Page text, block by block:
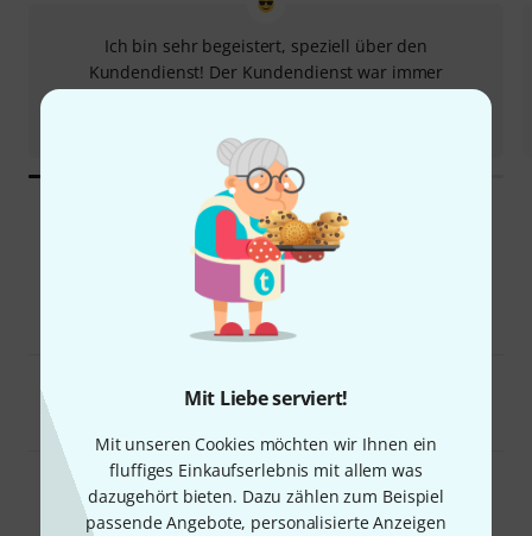
Mit Liebe serviert!
Mit unseren Cookies möchten wir Ihnen ein
fluffiges Einkaufserlebnis mit allem was
dazugehört bieten. Dazu zählen zum Beispiel
passende Angebote, personalisierte Anzeigen
Ich bin sehr begeistert, speziell über den
Kundendienst! Der Kundendienst war immer
freundlich und hat die Sachverhalte sofort umgesetzt.
U. K. 03.08.2026
Unsere Kategorien
Gitarren und Bässe
Drums und Percussion
Tasteninstrumente